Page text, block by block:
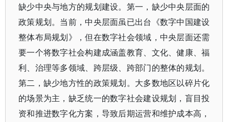
缺少中央与地方的规划建设。第一，缺少中央层面的
政策规划。当前，中央层面虽已出台《数字中国建设
整体布局规划》，但在数字社会领域，中央层面还需
要一个将数字社会构建成涵盖教育、文化、健康、福
利、治理等多领域、跨层级、跨部门的整体的规划。
第二，缺少地方性的政策规划。大多数地区以碎片化
的场景为主，缺乏统一的数字社会建设规划，盲目投
资和推进数字化方案，导致后期运营和维护成本高，